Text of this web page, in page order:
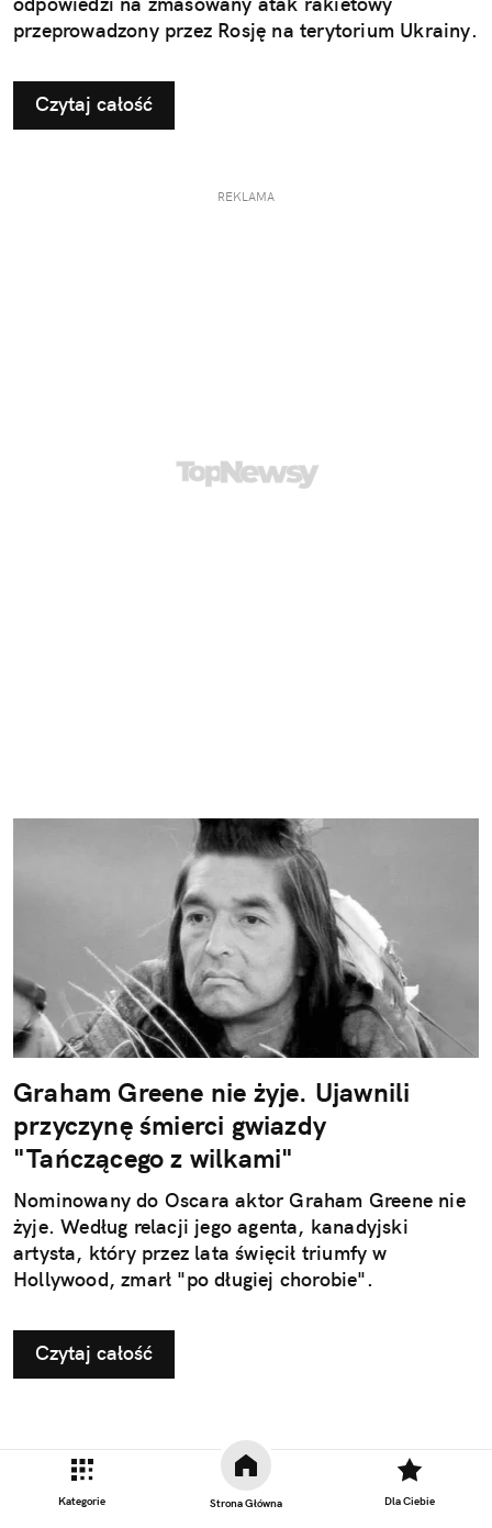
Kategorie Strona Główna Dla Ciebie
przeprowadzony przez Rosję na terytorium Ukrainy.
Czytaj całość
REKLAMA
Graham Greene nie żyje. Ujawnili
przyczynę śmierci gwiazdy
"Tańczącego z wilkami"
Nominowany do Oscara aktor Graham Greene nie
żyje. Według relacji jego agenta, kanadyjski
artysta, który przez lata święcił triumfy w
Hollywood, zmarł "po długiej chorobie".
Czytaj całość